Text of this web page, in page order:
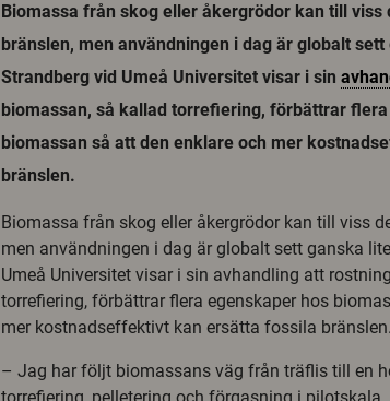
Biomassa från skog eller åkergrödor kan till viss
bränslen, men användningen i dag är globalt
Strandberg vid Umeå Universitet visar i sin
biomassan, så kallad torrefiering, förbättrar
biomassan så att den enklare och mer
bränslen.
Biomassa från skog eller åkergrödor kan till viss
men användningen i dag är globalt sett ganska
Umeå Universitet visar i sin avhandling att
torrefiering, förbättrar flera egenskaper hos
mer kostnadseffektivt kan ersätta fossila bränslen.
– ­Jag har följt biomassans väg från träflis till en